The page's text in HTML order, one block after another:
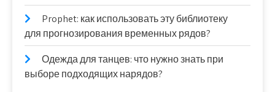
Prophet: как использовать эту библиотеку
для прогнозирования временных рядов?
Одежда для танцев: что нужно знать при
выборе подходящих нарядов?